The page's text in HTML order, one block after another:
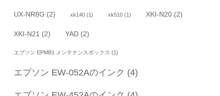
UX-NR8G (2) xk140 (1) xk510 (1) XKI-N20 (2)
XKI-N21 (2) YAD (2)
エプソン EPMB1 メンテナンスボックス (1)
エプソン EW-052Aのインク (4)